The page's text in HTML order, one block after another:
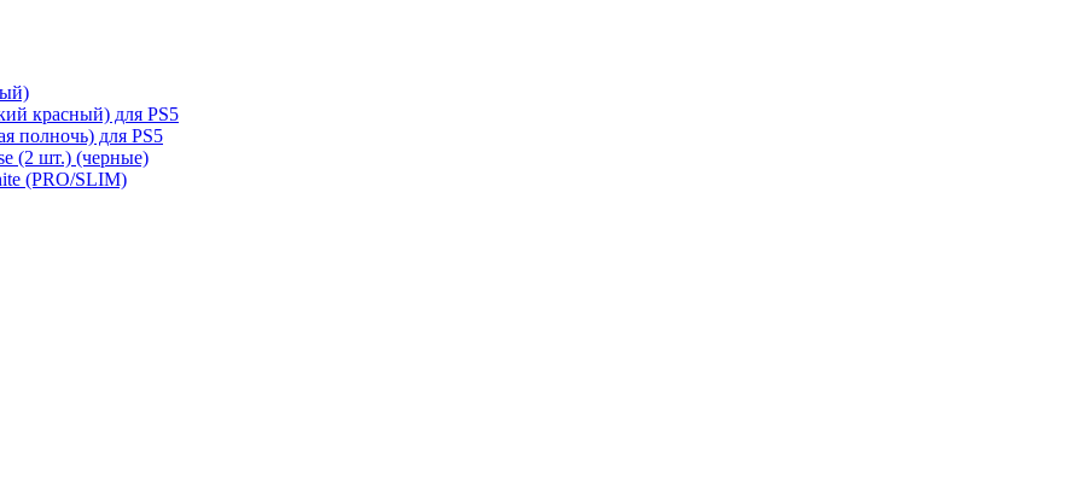
красный) для PS5
полночь) для PS5
(2 шт.) (черные)
(PRO/SLIM)